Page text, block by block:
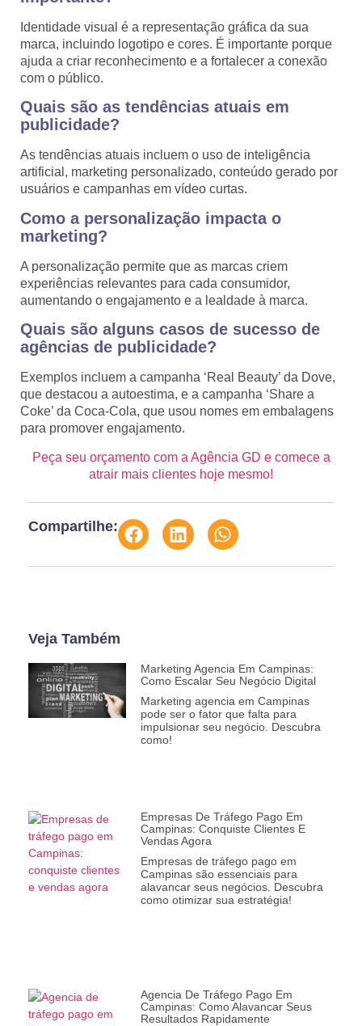
Identidade visual é a representação gráfica da sua
marca, incluindo logotipo e cores. É importante porque
ajuda a criar reconhecimento e a fortalecer a conexão
com o público.
Quais são as tendências atuais em
publicidade?
As tendências atuais incluem o uso de inteligência
artificial, marketing personalizado, conteúdo gerado por
usuários e campanhas em vídeo curtas.
Como a personalização impacta o
marketing?
A personalização permite que as marcas criem
experiências relevantes para cada consumidor,
aumentando o engajamento e a lealdade à marca.
Quais são alguns casos de sucesso de
agências de publicidade?
Exemplos incluem a campanha ‘Real Beauty’ da Dove,
que destacou a autoestima, e a campanha ‘Share a
Coke’ da Coca-Cola, que usou nomes em embalagens
para promover engajamento.
Peça seu orçamento com a Agência GD e comece a
atrair mais clientes hoje mesmo!
Compartilhe:
Veja Também
Marketing Agencia Em Campinas:
Como Escalar Seu Negócio Digital
Marketing agencia em Campinas
pode ser o fator que falta para
impulsionar seu negócio. Descubra
como!
Empresas De Tráfego Pago Em
Campinas: Conquiste Clientes E
Vendas Agora
Empresas de tráfego pago em
Campinas são essenciais para
alavancar seus negócios. Descubra
como otimizar sua estratégia!
Agencia De Tráfego Pago Em
Campinas: Como Alavancar Seus
Resultados Rapidamente